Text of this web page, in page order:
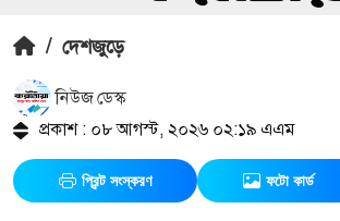
/ দেশজুড়ে
নিউজ ডেস্ক
প্রকাশ : ০৮ আগস্ট, ২০২৬ ০২:১৯ এএম
প্রিন্ট সংস্করণ ফটো কার্ড